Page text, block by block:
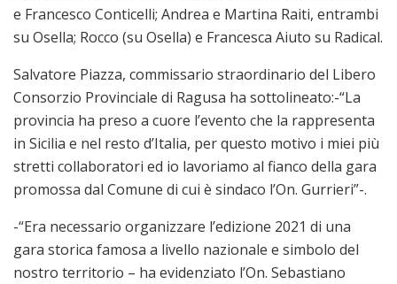
e Francesco Conticelli; Andrea e Martina Raiti, entrambi
su Osella; Rocco (su Osella) e Francesca Aiuto su Radical.
Salvatore Piazza, commissario straordinario del Libero
Consorzio Provinciale di Ragusa ha sottolineato:-“La
provincia ha preso a cuore l’evento che la rappresenta
in Sicilia e nel resto d’Italia, per questo motivo i miei più
stretti collaboratori ed io lavoriamo al fianco della gara
promossa dal Comune di cui è sindaco l’On. Gurrieri”-.
-“Era necessario organizzare l’edizione 2021 di una
gara storica famosa a livello nazionale e simbolo del
nostro territorio – ha evidenziato l’On. Sebastiano